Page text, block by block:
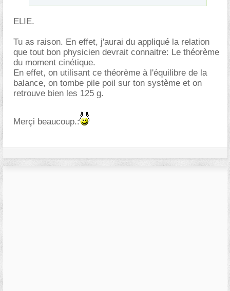
ELIE.
Tu as raison. En effet, j'aurai du appliqué la relation
que tout bon physicien devrait connaitre: Le théorème
du moment cinétique.
En effet, on utilisant ce théorème à l'équilibre de la
balance, on tombe pile poil sur ton système et on
retrouve bien les 125 g.
Merçi beaucoup.: